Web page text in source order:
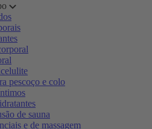
pescoço e colo
de sauna
e de massagem